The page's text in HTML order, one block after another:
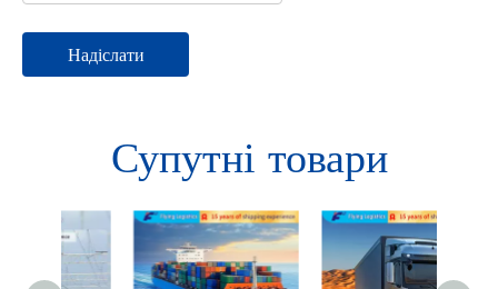
Надіслати
Супутні товари